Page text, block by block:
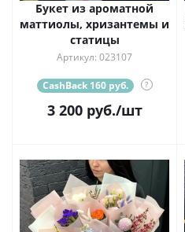
Букет из ароматной
маттиолы, хризантемы и
статицы
Артикул: 023107
CashBack 160 руб. ?
3 200руб./шт